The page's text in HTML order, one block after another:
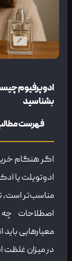
ادوپرفیوم
بشناسید
فهرست
اگر هنگام خرید
ادوتویلت یا
مناسب‌تر است،
اصطلاحات
معیارهایی
در میزان